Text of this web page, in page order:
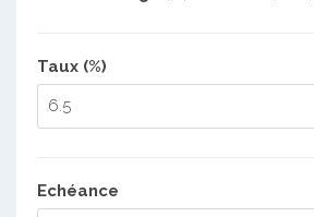
Taux (%)
Echéance